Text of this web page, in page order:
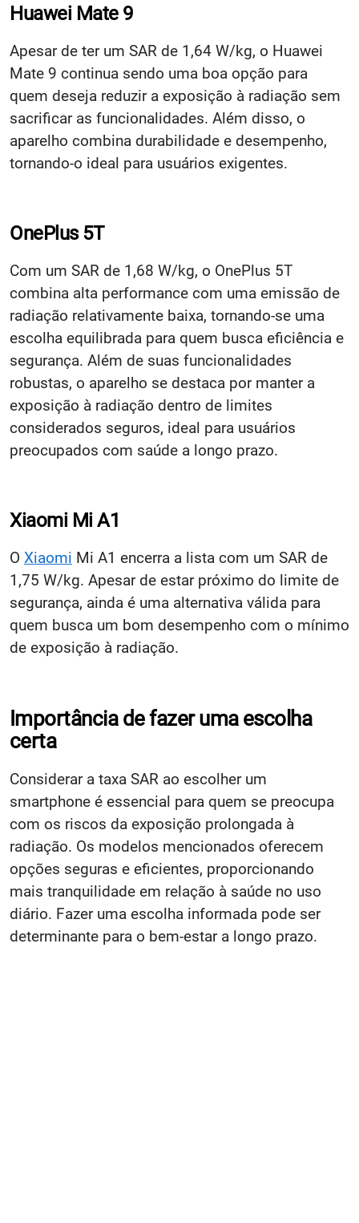
Huawei Mate 9
Apesar de ter um SAR de 1,64 W/kg, o Huawei
Mate 9 continua sendo uma boa opção para
quem deseja reduzir a exposição à radiação sem
sacrificar as funcionalidades. Além disso, o
aparelho combina durabilidade e desempenho,
tornando-o ideal para usuários exigentes.
OnePlus 5T
Com um SAR de 1,68 W/kg, o OnePlus 5T
combina alta performance com uma emissão de
radiação relativamente baixa, tornando-se uma
escolha equilibrada para quem busca eficiência e
segurança. Além de suas funcionalidades
robustas, o aparelho se destaca por manter a
exposição à radiação dentro de limites
considerados seguros, ideal para usuários
preocupados com saúde a longo prazo.
Xiaomi Mi A1
O Xiaomi Mi A1 encerra a lista com um SAR de
1,75 W/kg. Apesar de estar próximo do limite de
segurança, ainda é uma alternativa válida para
quem busca um bom desempenho com o mínimo
de exposição à radiação.
Importância de fazer uma escolha
certa
Considerar a taxa SAR ao escolher um
smartphone é essencial para quem se preocupa
com os riscos da exposição prolongada à
radiação. Os modelos mencionados oferecem
opções seguras e eficientes, proporcionando
mais tranquilidade em relação à saúde no uso
diário. Fazer uma escolha informada pode ser
determinante para o bem-estar a longo prazo.